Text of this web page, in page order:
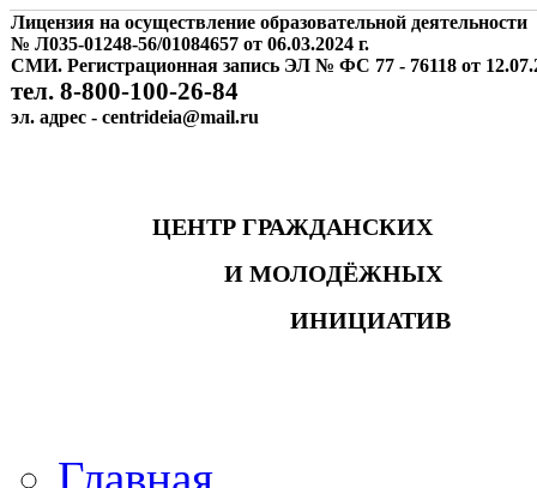
Лицензия на осуществление образовательной деятельности
№ Л035-01248-56/01084657 от 06.03.2024 г.
СМИ. Регистрационная запись ЭЛ № ФС 77 - 76118 от
тел. 8-800-100-26-84
эл. адрес - centrideia@mail.ru
ЦЕНТР ГРАЖДАНСКИХ
И МОЛОДЁЖНЫХ
ИНИЦИАТИВ